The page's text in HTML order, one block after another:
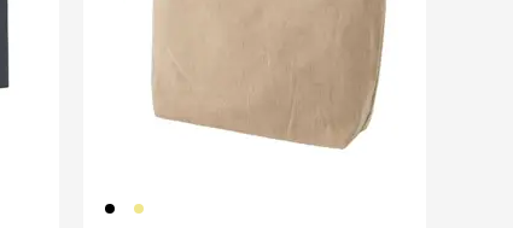
001 013